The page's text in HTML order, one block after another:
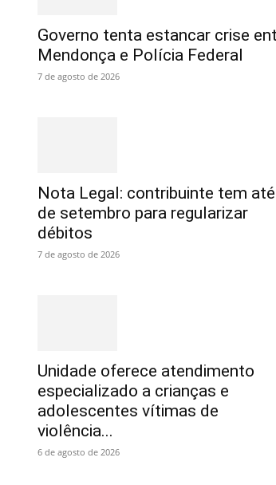
Governo tenta estancar crise
Mendonça e Polícia Federal
7 de agosto de 2026
Nota Legal: contribuinte tem
de setembro para regularizar
débitos
7 de agosto de 2026
Unidade oferece atendimento
especializado a crianças e
adolescentes vítimas de
violência...
6 de agosto de 2026